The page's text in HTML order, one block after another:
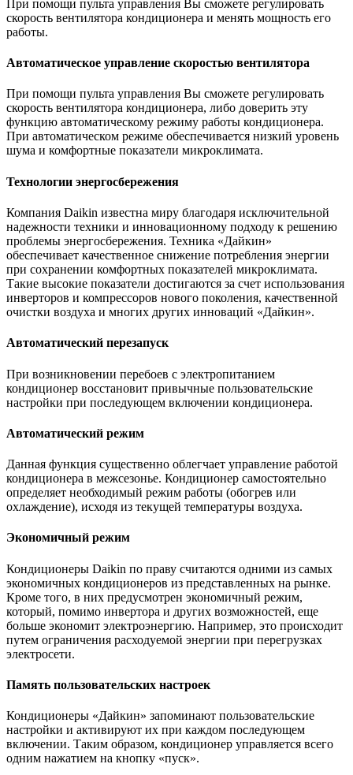
При помощи пульта управления Вы сможете регулировать
скорость вентилятора кондиционера и менять мощность его
работы.
Автоматическое управление скоростью вентилятора
При помощи пульта управления Вы сможете регулировать
скорость вентилятора кондиционера, либо доверить эту
функцию автоматическому режиму работы кондиционера.
При автоматическом режиме обеспечивается низкий уровень
шума и комфортные показатели микроклимата.
Технологии энергосбережения
Компания Daikin известна миру благодаря исключительной
надежности техники и инновационному подходу к решению
проблемы энергосбережения. Техника «Дайкин»
обеспечивает качественное снижение потребления энергии
при сохранении комфортных показателей микроклимата.
Такие высокие показатели достигаются за счет использования
инверторов и компрессоров нового поколения, качественной
очистки воздуха и многих других инноваций «Дайкин».
Автоматический перезапуск
При возникновении перебоев с электропитанием
кондиционер восстановит привычные пользовательские
настройки при последующем включении кондиционера.
Автоматический режим
Данная функция существенно облегчает управление работой
кондиционера в межсезонье. Кондиционер самостоятельно
определяет необходимый режим работы (обогрев или
охлаждение), исходя из текущей температуры воздуха.
Экономичный режим
Кондиционеры Daikin по праву считаются одними из самых
экономичных кондиционеров из представленных на рынке.
Кроме того, в них предусмотрен экономичный режим,
который, помимо инвертора и других возможностей, еще
больше экономит электроэнергию. Например, это происходит
путем ограничения расходуемой энергии при перегрузках
электросети.
Память пользовательских настроек
Кондиционеры «Дайкин» запоминают пользовательские
настройки и активируют их при каждом последующем
включении. Таким образом, кондиционер управляется всего
одним нажатием на кнопку «пуск».